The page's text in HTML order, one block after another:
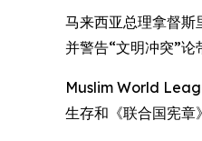
马来西亚总理拿督
并警告“文明冲突”论
Muslim World
生存和《联合国宪章